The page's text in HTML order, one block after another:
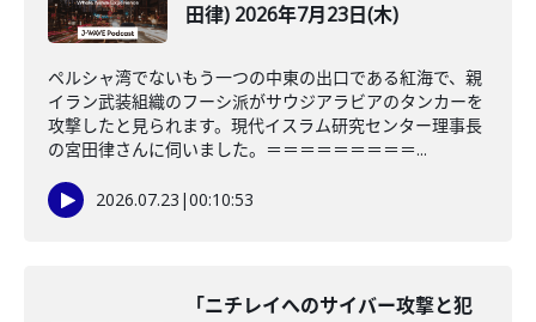
田律) 2026年7月23日(木)
ペルシャ湾でないもう一つの中東の出口である紅海で、親
イラン武装組織のフーシ派がサウジアラビアのタンカーを
攻撃したと見られます。現代イスラム研究センター理事長
の宮田律さんに伺いました。＝＝＝＝＝＝＝＝＝...
2026.07.23 |00:10:53
「ニチレイへのサイバー攻撃と犯